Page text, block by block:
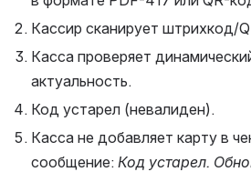
Кассир сканирует штрихкод/
Касса проверяет
актуальность.
Код устарел (невалиден).
Касса не добавляет карту в
сообщение: Код устарел.